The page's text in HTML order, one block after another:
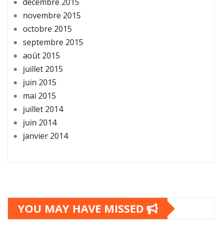
décembre 2015
novembre 2015
octobre 2015
septembre 2015
août 2015
juillet 2015
juin 2015
mai 2015
juillet 2014
juin 2014
janvier 2014
YOU MAY HAVE MISSED